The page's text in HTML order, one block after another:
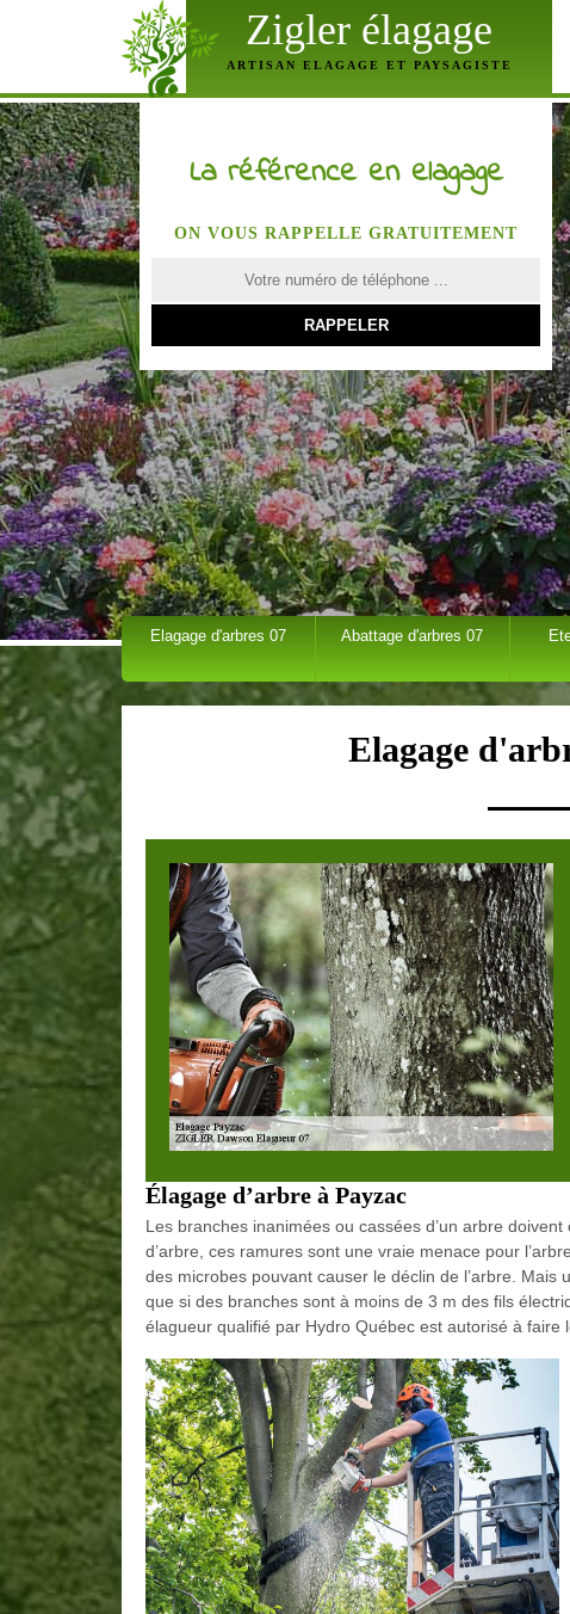
Zigler élagage
ARTISAN ELAGAGE ET PAYSAGISTE
La référence en elagage
ON VOUS RAPPELLE GRATUITEMENT
Elagage d'arbres 07 Abattage d'arbres 07
Elagage
Élagage d’arbre à Payzac
Les branches inanimées ou cassées d’un arbre
d’arbre, ces ramures sont une vraie menace pour
des microbes pouvant causer le déclin de l’arbre.
que si des branches sont à moins de 3 m des fils
élagueur qualifié par Hydro Québec est autorisé à faire